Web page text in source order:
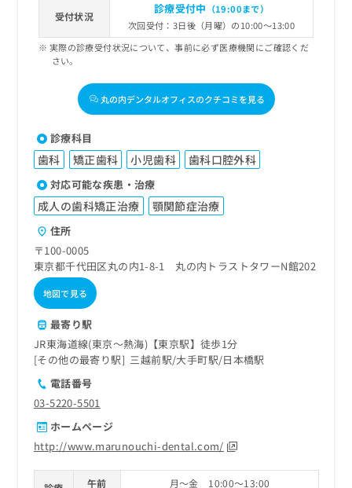
受付状況
診療受付中 （19:00まで）
次回受付：3日後（月曜）の10:00～13:00
実際の診療受付状況について、事前に必ず医療機関にご確認くだ
さい。
丸の内デンタルオフィスのクチコミを見る
診療科目
歯科 矯正歯科 小児歯科 歯科口腔外科
対応可能な疾患・治療
成人の歯科矯正治療 顎関節症治療
住所
〒100-0005
東京都千代田区丸の内1-8-1 丸の内トラストタワーN館202
地図で見る
最寄り駅
JR東海道線(東京～熱海)【東京駅】徒歩1分
その他の最寄り駅
三越前駅 大手町駅 日本橋駅
電話番号
03-5220-5501
ホームページ
http://www.marunouchi-dental.com/
午前 月～金 10:00～13:00